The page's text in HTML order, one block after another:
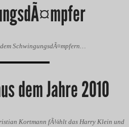
SchwingungsdÃ¤mpfern…
dem Jahre 2010
Kortmann fÃ¼hlt das Harry Klein und